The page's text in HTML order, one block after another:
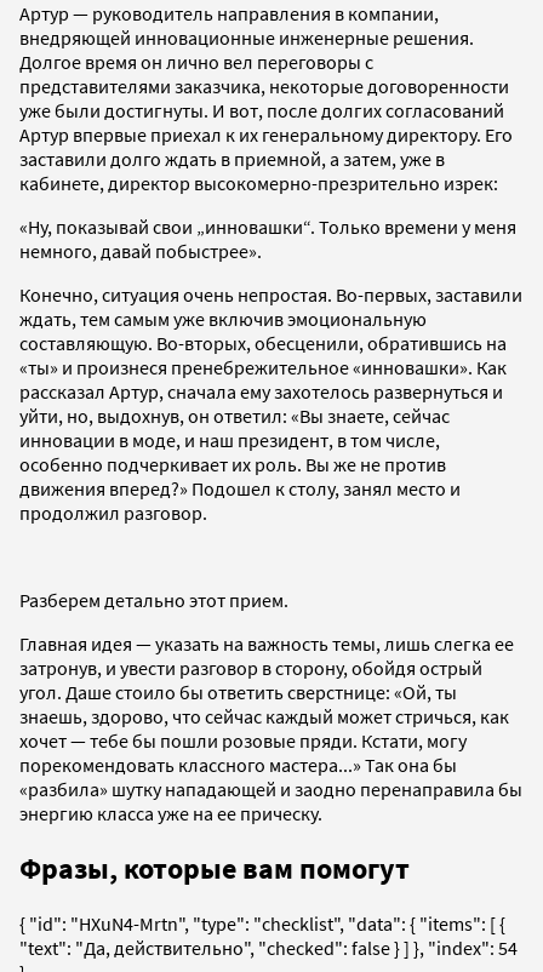
Артур — руководитель направления в компании,
внедряющей инновационные инженерные решения.
Долгое время он лично вел переговоры с
представителями заказчика, некоторые договоренности
уже были достигнуты. И вот, после долгих согласований
Артур впервые приехал к их генеральному директору. Его
заставили долго ждать в приемной, а затем, уже в
кабинете, директор высокомерно-презрительно изрек:
«Ну, показывай свои „инновашки“. Только времени у меня
немного, давай побыстрее».
Конечно, ситуация очень непростая. Во-первых, заставили
ждать, тем самым уже включив эмоциональную
составляющую. Во-вторых, обесценили, обратившись на
«ты» и произнеся пренебрежительное «инновашки». Как
рассказал Артур, сначала ему захотелось развернуться и
уйти, но, выдохнув, он ответил: «Вы знаете, сейчас
инновации в моде, и наш президент, в том числе,
особенно подчеркивает их роль. Вы же не против
движения вперед?» Подошел к столу, занял место и
продолжил разговор.
Разберем детально этот прием.
Главная идея — указать на важность темы, лишь слегка ее
затронув, и увести разговор в сторону, обойдя острый
угол. Даше стоило бы ответить сверстнице: «Ой, ты
знаешь, здорово, что сейчас каждый может стричься, как
хочет — тебе бы пошли розовые пряди. Кстати, могу
порекомендовать классного мастера...» Так она бы
«разбила» шутку нападающей и заодно перенаправила бы
энергию класса уже на ее прическу.
Фразы, которые вам помогут
{ "id": "HXuN4-Mrtn", "type": "checklist", "data": { "items": [ {
"text": "Да, действительно", "checked": false } ] }, "index": 54